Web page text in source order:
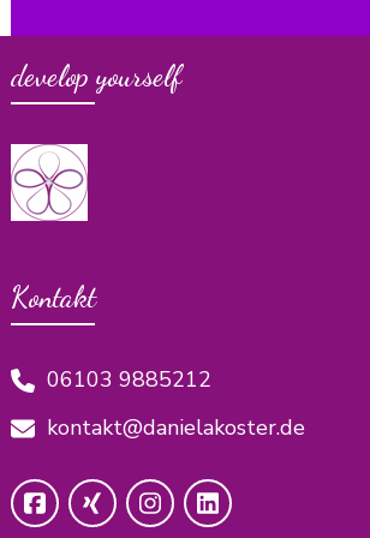
develop yourself
Kontakt
06103 9885212
kontakt@danielakoster.de